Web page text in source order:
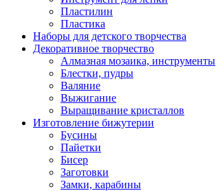
Пластилин
Пластика
Наборы для детского творчества
Декоративное творчество
Алмазная мозаика, инструменты
Блестки, пудры
Валяние
Выжигание
Выращивание кристаллов
Изготовление бижутерии
Бусины
Пайетки
Бисер
Заготовки
Замки, карабины